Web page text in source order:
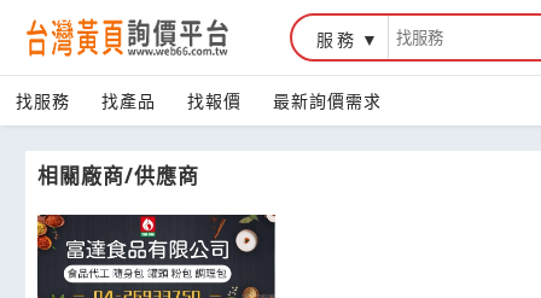
台灣黃頁詢價平台
服務
找服務 找產品 找報價 最新詢價需求
相關廠商/供應商